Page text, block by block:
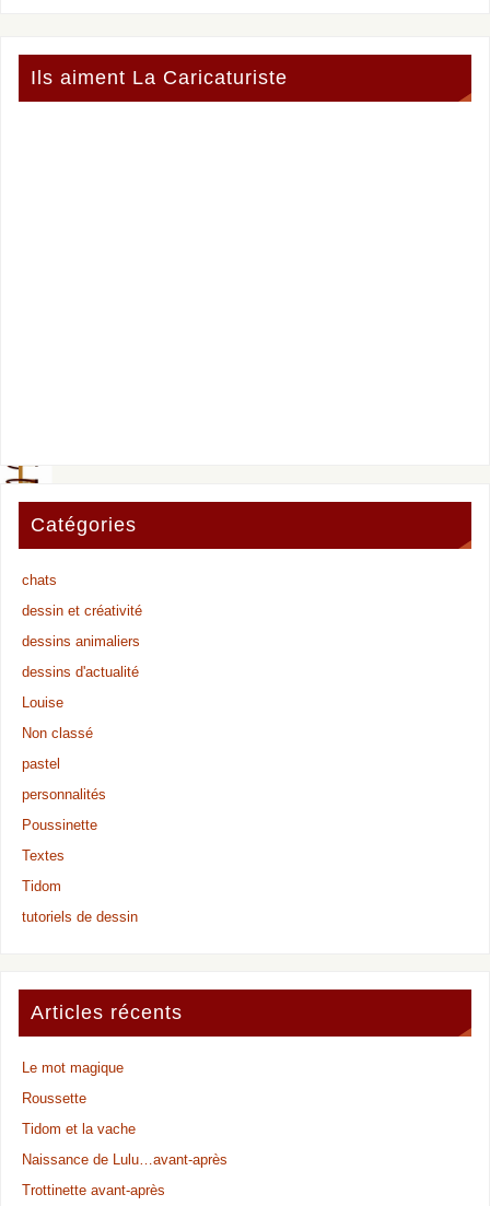
Ils aiment La Caricaturiste
Catégories
chats
dessin et créativité
dessins animaliers
dessins d'actualité
Louise
Non classé
pastel
personnalités
Poussinette
Textes
Tidom
tutoriels de dessin
Articles récents
Le mot magique
Roussette
Tidom et la vache
Naissance de Lulu…avant-après
Trottinette avant-après